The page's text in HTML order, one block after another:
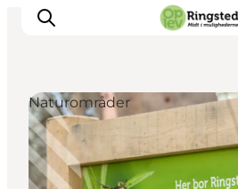
Mest for børn
Ophold
Naturområder